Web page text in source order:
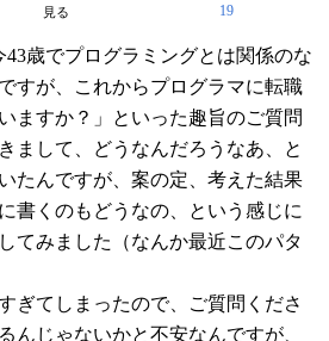
見る 19
歳でプログラミングとは関係のな
すが、これからプログラマに転職
ますか？」といった趣旨のご質問
まして、どうなんだろうなあ、と
たんですが、案の定、考えた結果
書くのもどうなの、という感じに
てみました（なんか最近このパタ
ぎてしまったので、ご質問くださ
んじゃないかと不安なんですが、